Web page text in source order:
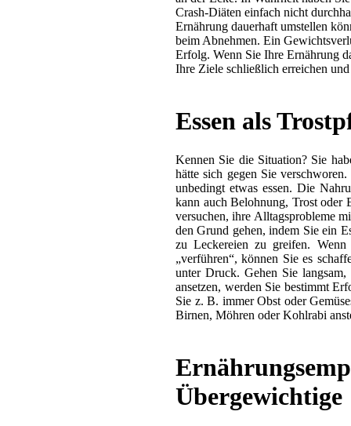
Crash-Diäten einfach nicht
Ernährung dauerhaft umstellen
beim Abnehmen. Ein
Erfolg. Wenn Sie Ihre Ernährung
Ihre Ziele schließlich erreichen
Essen als
Kennen Sie die Situation? Sie
hätte sich gegen Sie
unbedingt etwas essen. Die
kann auch Belohnung, Trost oder
versuchen, ihre Alltagsprobleme
den Grund gehen, indem Sie ein
zu Leckereien zu greifen.
„verführen“, können Sie es
unter Druck. Gehen Sie
ansetzen, werden Sie bestimmt
Sie z. B. immer Obst oder
Birnen, Möhren oder Kohlrabi
Übergewichtige